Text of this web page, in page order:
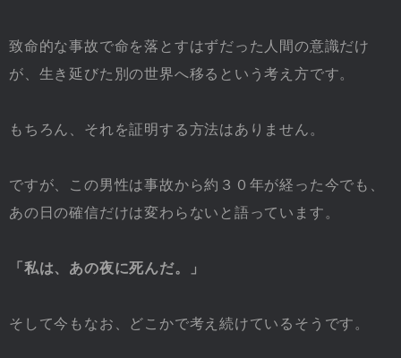
致命的な事故で命を落とすはずだった人間の意識だけ
が、生き延びた別の世界へ移るという考え方です。
もちろん、それを証明する方法はありません。
ですが、この男性は事故から約３０年が経った今でも、
あの日の確信だけは変わらないと語っています。
「私は、あの夜に死んだ。」
そして今もなお、どこかで考え続けているそうです。